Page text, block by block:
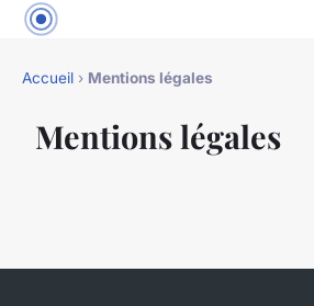
Accueil › Mentions légales
Mentions légales